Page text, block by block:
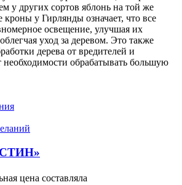
у других сортов яблонь на той же
у Гирлянды означает, что все
освещение, улучшая их
уход за деревом. Это также
дерева от вредителей и
необходимости обрабатывать большую
цена составляла